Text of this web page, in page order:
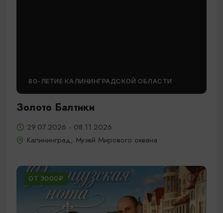
80-ЛЕТИЕ КАЛИНИНГРАДСКОЙ ОБЛАСТИ
Золото Балтики
29.07.2026 - 08.11.2026
Калининград, Музей Мирового океана
ОТ 3000₽